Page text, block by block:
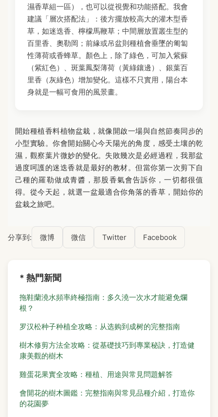
濕香草組一區），也可以從視覺和功能搭配。我會
建議「層次搭配法」：後方擺放較高大的灌木型香
草，如迷迭香、檸檬馬鞭草；中間層放置叢生型的
百里香、奧勒岡；前緣或吊盆則種植會垂墜的匍匐
性薄荷或香蜂草。顏色上，除了綠色，可加入紫蘇
（紫紅色）、斑葉鳳梨薄荷（黃綠鑲邊）、銀葉百
里香（灰綠色）增加變化。這樣不只實用，陽台本
身就是一幅可食用的風景畫。
開始種植香料植物盆栽，就像開啟一場與自然節奏同步的
小型實驗。你會開始關心今天陽光的角度，感受土壤的乾
濕，觀察葉片微妙的變化。失敗幾次是必經過程，我那盆
過度呵護的迷迭香就是最好的教材。但當你第一次剪下自
己種的羅勒做成青醬，那股香氣會告訴你，一切都很值
得。從今天起，就選一盆最適合你角落的香草，開始你的
盆栽之旅吧。
分享到: 微博 微信 Twitter Facebook
* 熱門新聞
拖鞋蘭澆水頻率終極指南：多久澆一次水才能避免爛
根？
罗汉松种子种植全攻略：从选购到成树的完整指南
樹木修剪方法全攻略：從基礎技巧到專業秘訣，打造健
康美觀的樹木
雞蛋花果實全攻略：種植、用途與常見問題解答
會開花的樹木圖鑑：完整指南與常見品種介紹，打造你
的花園夢